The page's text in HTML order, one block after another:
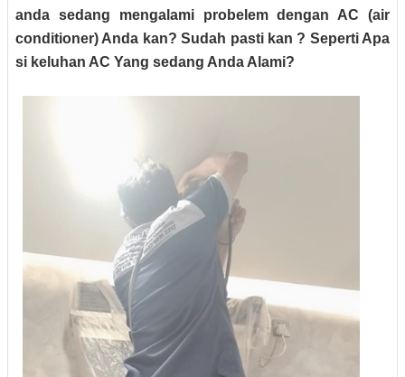
anda sedang mengalami probelem dengan AC (air
conditioner) Anda kan? Sudah pasti kan ? Seperti Apa
si keluhan AC Yang sedang Anda Alami?